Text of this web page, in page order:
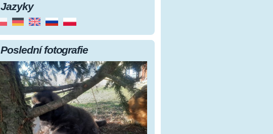
Jazyky
Poslední fotografie